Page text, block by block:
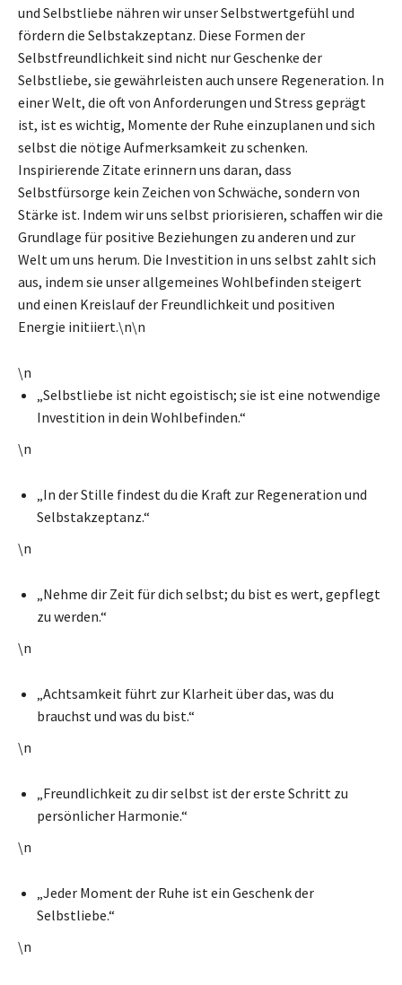
und Selbstliebe nähren wir unser Selbstwertgefühl und
fördern die Selbstakzeptanz. Diese Formen der
Selbstfreundlichkeit sind nicht nur Geschenke der
Selbstliebe, sie gewährleisten auch unsere Regeneration. In
einer Welt, die oft von Anforderungen und Stress geprägt
ist, ist es wichtig, Momente der Ruhe einzuplanen und sich
selbst die nötige Aufmerksamkeit zu schenken.
Inspirierende Zitate erinnern uns daran, dass
Selbstfürsorge kein Zeichen von Schwäche, sondern von
Stärke ist. Indem wir uns selbst priorisieren, schaffen wir die
Grundlage für positive Beziehungen zu anderen und zur
Welt um uns herum. Die Investition in uns selbst zahlt sich
aus, indem sie unser allgemeines Wohlbefinden steigert
und einen Kreislauf der Freundlichkeit und positiven
Energie initiiert.\n\n
\n
„Selbstliebe ist nicht egoistisch; sie ist eine notwendige
Investition in dein Wohlbefinden.“
\n
„In der Stille findest du die Kraft zur Regeneration und
Selbstakzeptanz.“
\n
„Nehme dir Zeit für dich selbst; du bist es wert, gepflegt
zu werden.“
\n
„Achtsamkeit führt zur Klarheit über das, was du
brauchst und was du bist.“
\n
„Freundlichkeit zu dir selbst ist der erste Schritt zu
persönlicher Harmonie.“
\n
„Jeder Moment der Ruhe ist ein Geschenk der
Selbstliebe.“
\n